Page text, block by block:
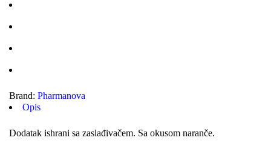
Brand: Pharmanova
Opis
Dodatak ishrani sa zaslađivačem. Sa okusom naranče.